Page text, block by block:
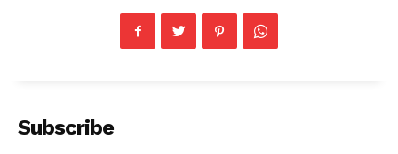
Subscribe